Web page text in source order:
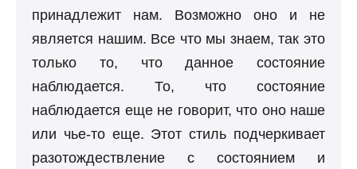
принадлежит нам. Возможно оно и не
является нашим. Все что мы знаем, так это
только то, что данное состояние
наблюдается. То, что состояние
наблюдается еще не говорит, что оно наше
или чье-то еще. Этот стиль подчеркивает
разотождествление с состоянием и